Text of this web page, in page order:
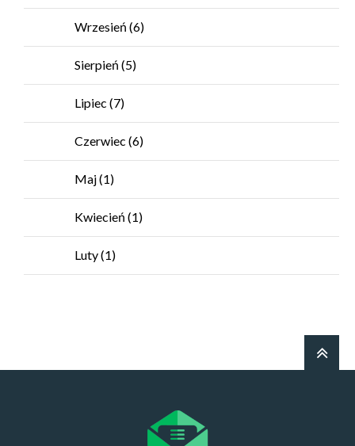
Wrzesień (6)
Sierpień (5)
Lipiec (7)
Czerwiec (6)
Maj(1)
Kwiecień (1)
Luty(1)